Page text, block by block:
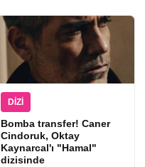
DIZI
Bomba transfer! Caner
Cindoruk, Oktay
Kaynarcal'ı "Hamal"
dizisinde